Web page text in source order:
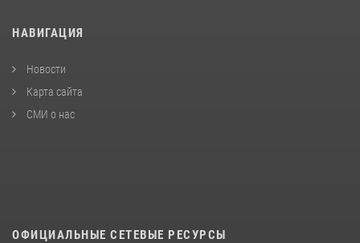
НАВИГАЦИЯ
Новости
Карта сайта
СМИ о нас
ОФИЦИАЛЬНЫЕ СЕТЕВЫЕ РЕСУРСЫ